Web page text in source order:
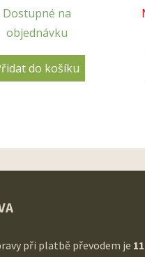
Dostupné na
objednávku
do košíku
při platbě převodem je